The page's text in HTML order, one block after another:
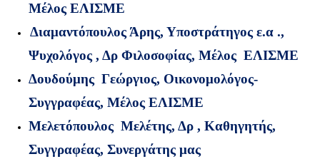
Μέλος ΕΛΙΣΜΕ
Διαμαντόπουλος Άρης, Υποστράτηγος ε.α .,
Ψυχολόγος , Δρ Φιλοσοφίας, Μέλος ΕΛΙΣΜΕ
Δουδούμης Γεώργιος, Οικονομολόγος-
Συγγραφέας, Μέλος ΕΛΙΣΜΕ
Μελετόπουλος Μελέτης, Δρ , Καθηγητής,
Συγγραφέας, Συνεργάτης μας